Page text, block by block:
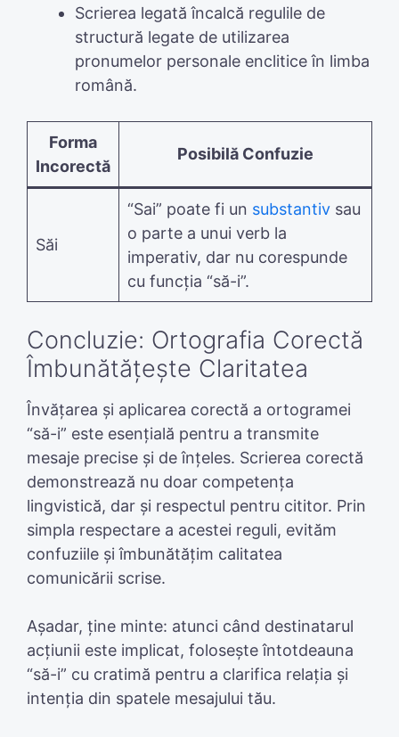
Scrierea legată încalcă regulile de
structură legate de utilizarea
pronumelor personale enclitice în limba
română.
Forma
Incorectă
Posibilă Confuzie
Săi
“Sai” poate fi un substantiv sau
o parte a unui verb la
imperativ, dar nu corespunde
cu funcția “să-i”.
Concluzie: Ortografia Corectă
Îmbunătățește Claritatea
Învățarea și aplicarea corectă a ortogramei
“să-i” este esențială pentru a transmite
mesaje precise și de înțeles. Scrierea corectă
demonstrează nu doar competența
lingvistică, dar și respectul pentru cititor. Prin
simpla respectare a acestei reguli, evităm
confuziile și îmbunătățim calitatea
comunicării scrise.
Așadar, ține minte: atunci când destinatarul
acțiunii este implicat, folosește întotdeauna
“să-i” cu cratimă pentru a clarifica relația și
intenția din spatele mesajului tău.